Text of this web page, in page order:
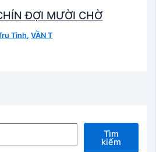
ĐỢI MƯỜI CHỜ
Tinh,VẦN T
Tìm
kiếm